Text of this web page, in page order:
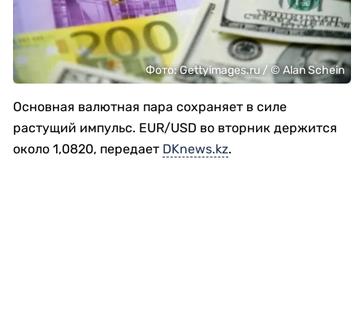
Фото: Gettyimages.ru / © Alan Schein
Основная валютная пара сохраняет в силе
растущий импульс. EUR/USD во вторник держится
около 1,0820, передает DKnews.kz.